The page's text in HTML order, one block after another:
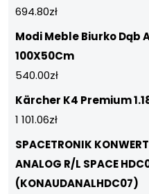
694.80zł
Modi Meble Biurko Dąb
100X50Cm
540.00zł
Kärcher K4 Premium
1 101.06zł
SPACETRONIK
ANALOG R/L SPACE
(KONAUDANALHDC07)